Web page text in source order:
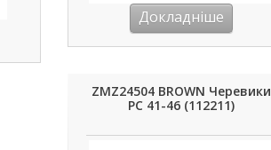
Докладніше
ZMZ24504 BROWN Черевики
РС 41-46 (112211)